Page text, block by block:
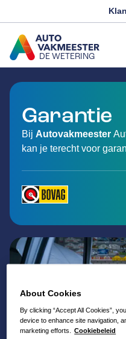
DE WETERING
GA NAAR DE
Garantie
Bij Autovakmeester
kan je terecht voor
About Cookies
By clicking “Accept All Cookies”,
device to enhance site navigation,
marketing efforts. Cookiebeleid